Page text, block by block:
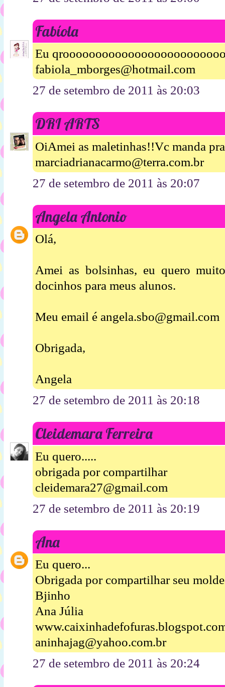
Fabíola
Eu
fabiola_mborges@hotmail.com
27 de setembro de 2011 às 20:03
DRI ARTS
OiAmei as maletinhas!!Vc manda
marciadrianacarmo@terra.com.br
27 de setembro de 2011 às 20:07
Angela Antonio
Olá,
Amei as bolsinhas, eu quero
docinhos para meus alunos.
Meu email é angela.sbo@gmail.com
Obrigada,
Angela
27 de setembro de 2011 às 20:18
Cleidemara Ferreira
Eu quero.....
obrigada por compartilhar
cleidemara27@gmail.com
27 de setembro de 2011 às 20:19
Ana
Eu quero...
Obrigada por compartilhar seu
Bjinho
Ana Júlia
aninhajag@yahoo.com.br
27 de setembro de 2011 às 20:24